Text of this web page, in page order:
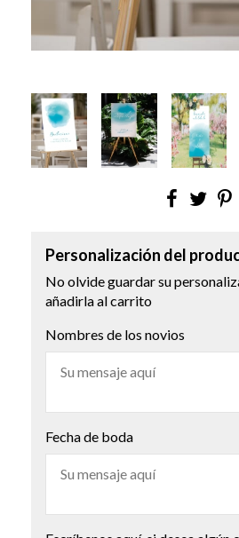
Personalización del
No olvide guardar su
añadirla al carrito
Nombres de los novios
Fecha de boda